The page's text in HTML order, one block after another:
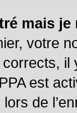
mais
votre
corrects,
est
de